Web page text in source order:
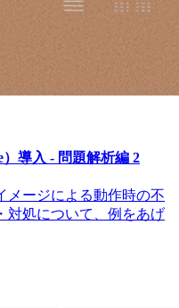
）導入 - 問題解析編 2
メージによる動作時の不
対処について、例をあげ